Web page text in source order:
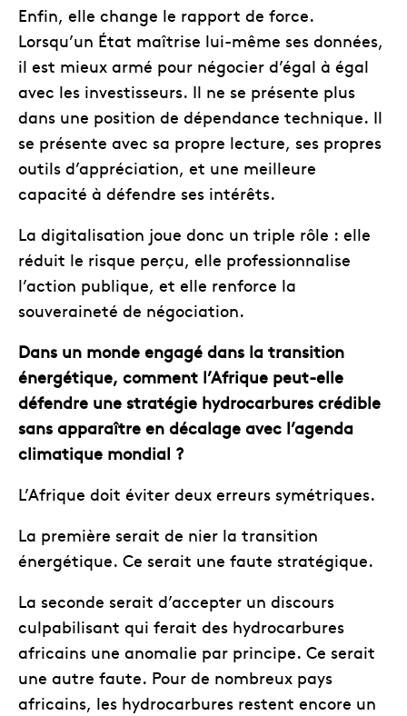
Enfin, elle change le rapport de force.
Lorsqu’un État maîtrise lui-même ses données,
il est mieux armé pour négocier d’égal à égal
avec les investisseurs. Il ne se présente plus
dans une position de dépendance technique. Il
se présente avec sa propre lecture, ses propres
outils d’appréciation, et une meilleure
capacité à défendre ses intérêts.
La digitalisation joue donc un triple rôle : elle
réduit le risque perçu, elle professionnalise
l’action publique, et elle renforce la
souveraineté de négociation.
Dans un monde engagé dans la transition
énergétique, comment l’Afrique peut-elle
défendre une stratégie hydrocarbures crédible
sans apparaître en décalage avec l’agenda
climatique mondial ?
L’Afrique doit éviter deux erreurs symétriques.
La première serait de nier la transition
énergétique. Ce serait une faute stratégique.
La seconde serait d’accepter un discours
culpabilisant qui ferait des hydrocarbures
africains une anomalie par principe. Ce serait
une autre faute. Pour de nombreux pays
africains, les hydrocarbures restent encore un